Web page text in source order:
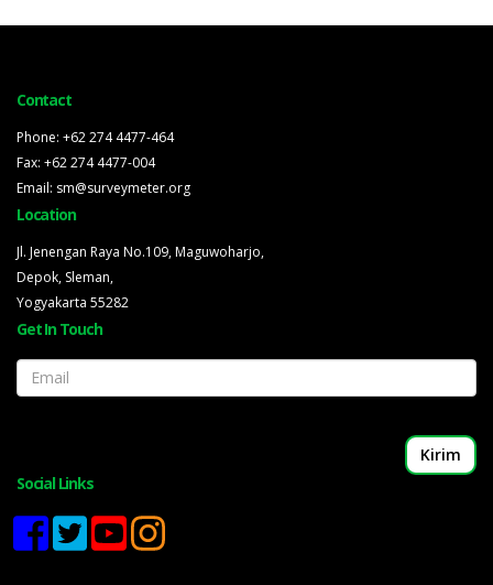
Contact
Phone: +62 274 4477-464
Fax: +62 274 4477-004
Email: sm@surveymeter.org
Location
Jl. Jenengan Raya No.109, Maguwoharjo,
Depok, Sleman,
Yogyakarta 55282
Get In Touch
Email
Social Links